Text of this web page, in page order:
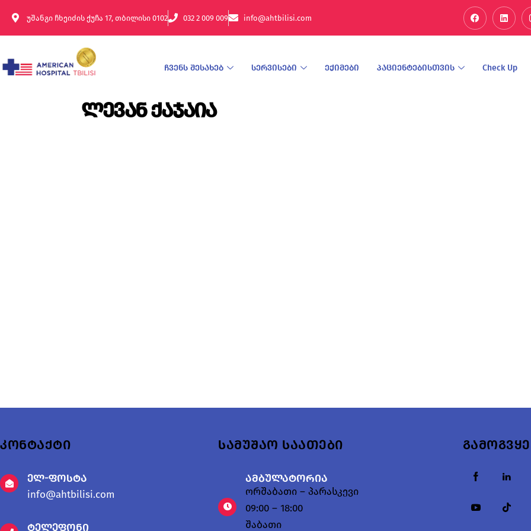
უშანგი ჩხეიძის ქუჩა 17, თბილისი 0102 032 2 009 009 info@ahtbilisi.com
ჩვენს შესახებ სერვისები ექიმები პაციენტებისთვის Check Up
ლევან ქაჯაია
კონტაქტი
ელ-ფოსტა
info@ahtbilisi.com
ტელეფონი
სამუშაო საათები
ამბულატორია
ორშაბათი – პარასკევი
09:00 – 18:00
შაბათი